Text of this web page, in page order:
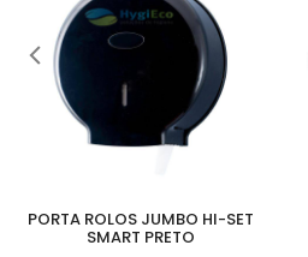
PORTA ROLOS JUMBO HI-SET
SMART PRETO